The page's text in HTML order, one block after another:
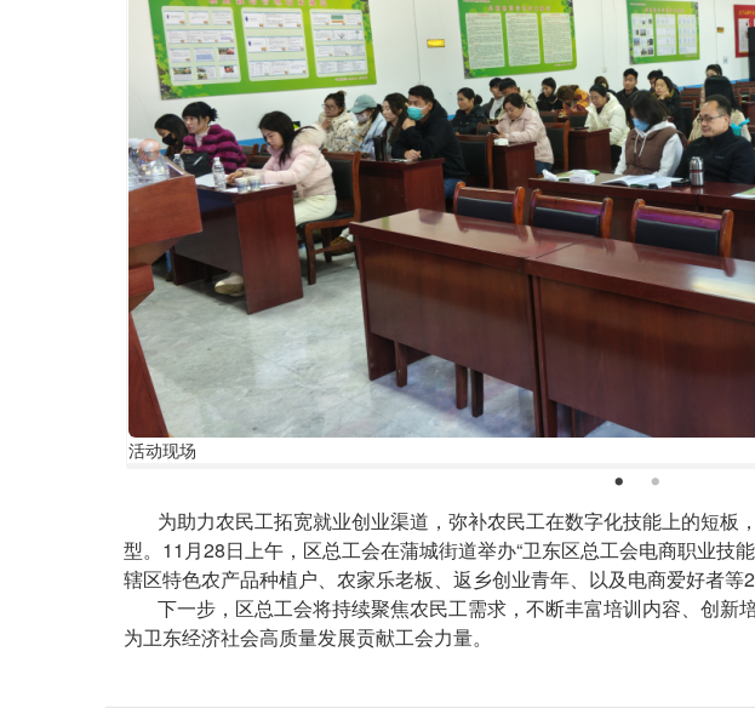
活
活动现场
文
为助力农民工拓宽就业创业渠道，弥补农民工在数字化技能上的短板
型。11月28日上午，区总工会在蒲城街道举办“卫东区总工会电商职业技
辖区特色农产品种植户、农家乐老板、返乡创业青年、以及电商爱好者等
下一步，区总工会将持续聚焦农民工需求，不断丰富培训内容、创新
为卫东经济社会高质量发展贡献工会力量。